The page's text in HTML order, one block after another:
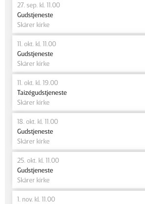
27. sep. kl. 11.00
Gudstjeneste
Skårer kirke
11. okt. kl. 11.00
Gudstjeneste
Skårer kirke
11. okt. kl. 19.00
Taizégudstjeneste
Skårer kirke
18. okt. kl. 11.00
Gudstjeneste
Skårer kirke
25. okt. kl. 11.00
Gudstjeneste
Skårer kirke
1. nov. kl. 11.00